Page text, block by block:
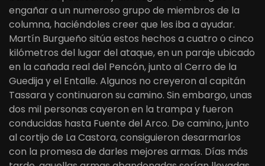
engañar a un numeroso grupo de miembros de la
columna, haciéndoles creer que les iba a ayudar.
Martín Burgueño sitúa estos hechos a cuatro o cinco
kilómetros del lugar del ataque, en un paraje ubicado
en la cañada real del Pencón, junto al Cerro de la
Guedija y el Entalle. Algunos no creyeron al capitán
Tassara y continuaron su camino. Sin embargo, unas
dos mil personas cayeron en la trampa y fueron
conducidas hasta Fuente del Arco. De camino, junto
al cortijo de La Castora, consiguieron desarmarlos
con la promesa de darles mejores armas. Días más